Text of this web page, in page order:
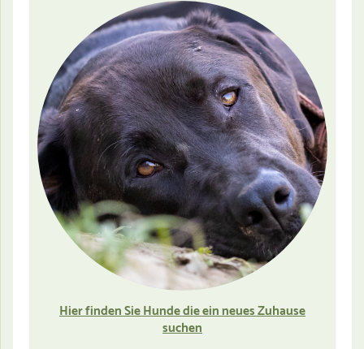
Hier finden Sie Hunde die ein neues Zuhause
suchen